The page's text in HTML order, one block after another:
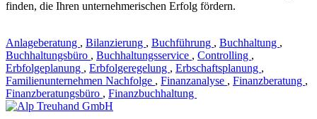
finden, die Ihren unternehmerischen Erfolg fördern.
Anlageberatung , Bilanzierung , Buchführung , Buchhaltung ,
Buchhaltungsbüro , Buchhaltungsservice , Controlling ,
Erbfolgeplanung , Erbfolgeregelung , Erbschaftsplanung ,
Familienunternehmen Nachfolge , Finanzanalyse , Finanzberatung ,
Finanzberatungsbüro , Finanzbuchhaltung